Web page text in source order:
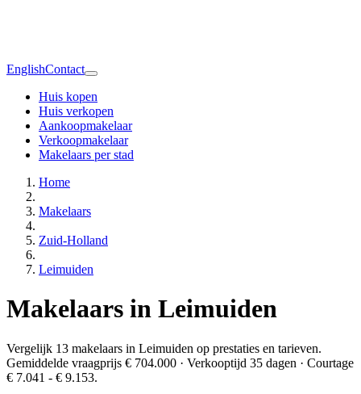
EnglishContact
Huis kopen
Huis verkopen
Aankoopmakelaar
Verkoopmakelaar
Makelaars per stad
Home
Makelaars
Zuid-Holland
Leimuiden
Makelaars in Leimuiden
Vergelijk 13 makelaars in Leimuiden op prestaties en tarieven.
Gemiddelde vraagprijs € 704.000 · Verkooptijd 35 dagen · Courtage
€ 7.041 - € 9.153.